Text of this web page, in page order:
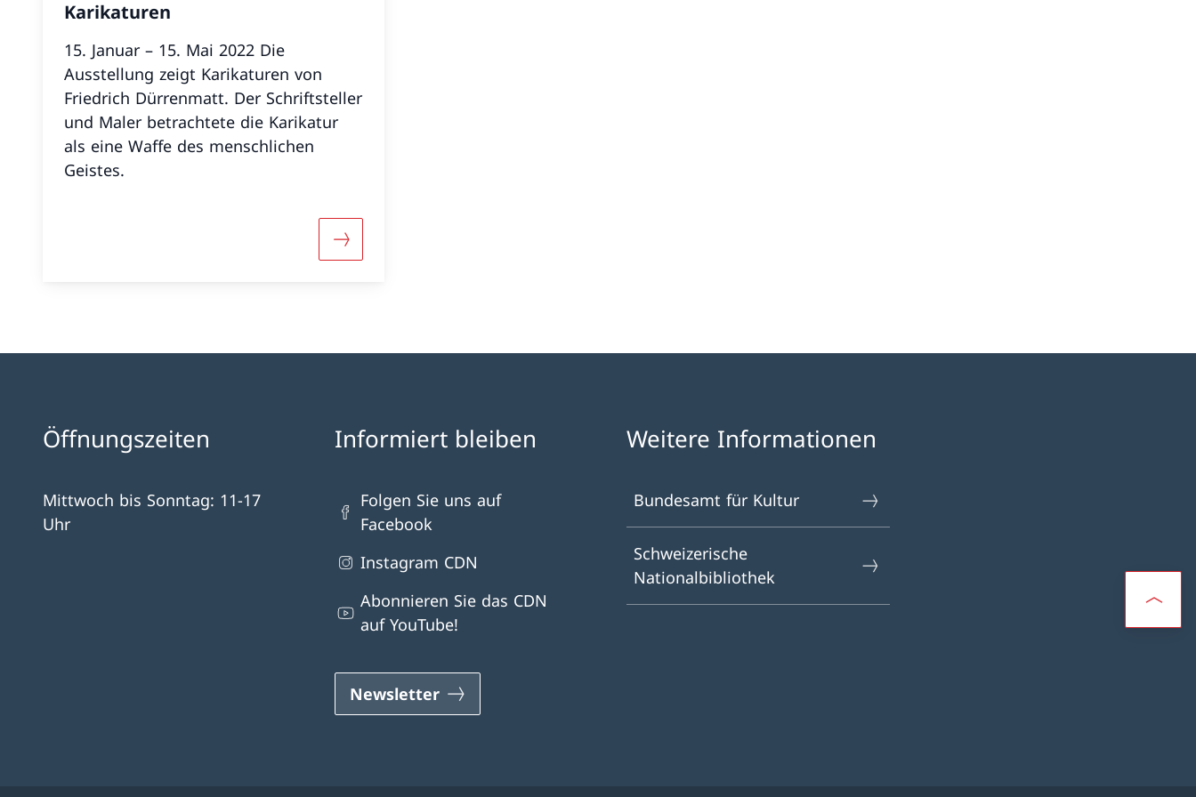
Karikaturen
15. Januar – 15. Mai 2022 Die
Ausstellung zeigt Karikaturen von
Friedrich Dürrenmatt. Der Schriftsteller
und Maler betrachtete die Karikatur
als eine Waffe des menschlichen
Geistes.
Mehr über «Friedrich Dürrenmatt – Karikaturen»
Öffnungszeiten
Mittwoch bis Sonntag: 11-17
Uhr
Informiert bleiben
Folgen Sie uns auf
Facebook
Instagram CDN
Abonnieren Sie das CDN
auf YouTube!
Newsletter
Weitere Informationen
Bundesamt für Kultur
Schweizerische
Nationalbibliothek